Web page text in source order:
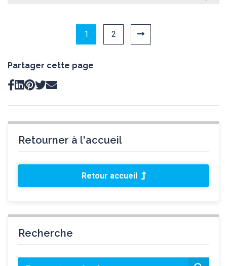
1 2
Partager cette page
Retourner à l'accueil
Retour accueil
Recherche